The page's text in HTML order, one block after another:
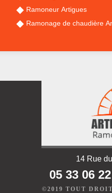
Ramoneur Artigues
Ramonage de chaudière
14 Rue
05 33 06
©2019 TOUT